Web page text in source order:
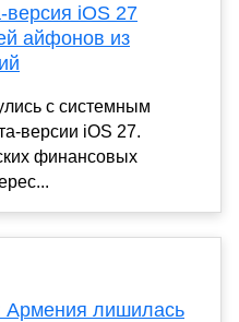
версия iOS 27
айфонов из
с системным
версии iOS 27.
финансовых
лишилась